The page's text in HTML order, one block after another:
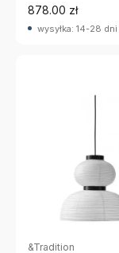
878.00 zł
wysyłka: 14-28 dni
&Tradition